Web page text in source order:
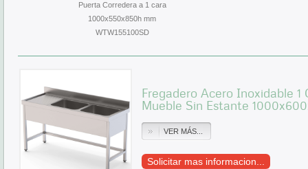
Puerta Corredera a 1 cara
1000x550x850h mm
WTW155100SD
Fregadero Acero Inoxidable
Mueble Sin Estante
VER MÁS...
Solicitar mas informacion...